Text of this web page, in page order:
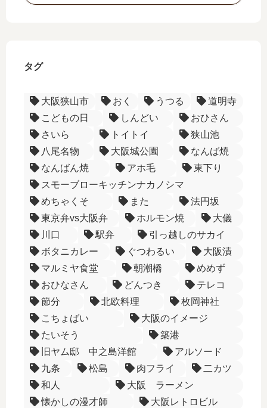
タグ
大阪狭山市 おく うつる
道明寺
こどもの日
しんどい
おひさん
さいら
トイトイ
狭山池
八尾名物
大阪城公園
なんば焼
なんばん焼
アホ毛
東下り
スモーブローキッチンナカノシマ
めちゃくそ
また
法円坂
東京弁vs大阪弁
ホルモン焼
大儀
川口
駅弁
引っ越しのサカイ
ボタニカレー
ぐつわるい
大阪漬
マルミヤ食堂
朝潮橋
めめず
おひなさん
どんつき
テレコ
節分
北欧料理
枚岡神社
こちょばい
大阪のイメージ
たいそう
築港
旧ヤム邸 中之島洋館
アルソード
九条
松島 肉フライ
二カツ
和人
大阪 ラーメン
懐かしの漫才師
大阪レトロビル